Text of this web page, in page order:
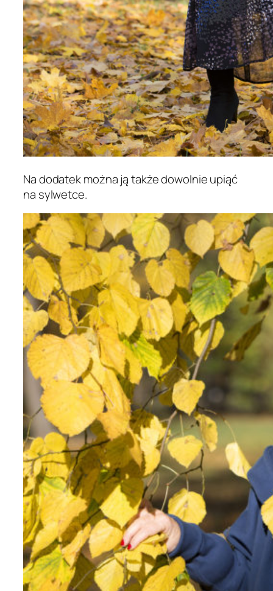
Na dodatek można ją także dowolnie upiąć
na sylwetce.